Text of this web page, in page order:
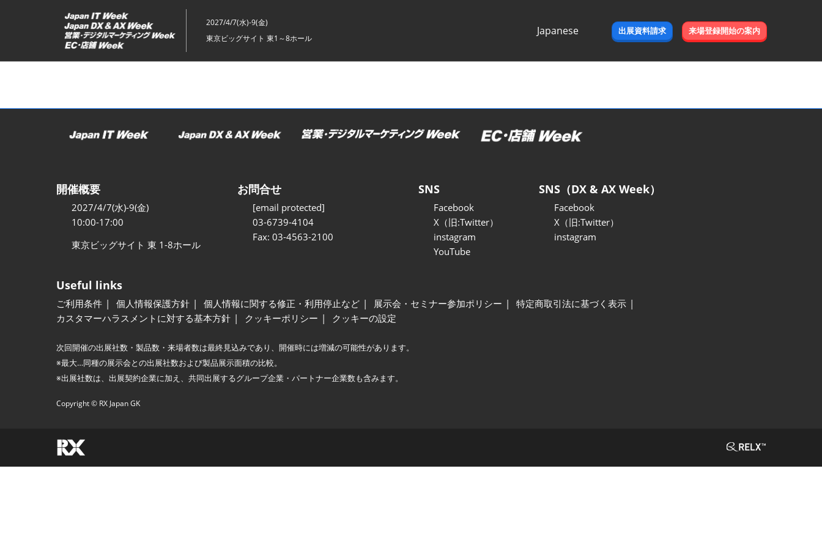
ッ
2027/4/7(水)-9(金)
東京ビッグサイト 東1～8ホール
Japanese
出展資料請求 来場登録開始の案内
開催概要
2027/4/7(水)-9(金)
10:00-17:00
東京ビッグサイト 東 1-8ホール
お問合せ
[email protected]
03-6739-4104
Fax: 03-4563-2100
SNS
Facebook
X（旧:Twitter）
instagram
YouTube
SNS（DX & AX Week）
Facebook
X（旧:Twitter）
instagram
Useful links
ご利用条件 個人情報保護方針 個人情報に関する修正・利用停止など 展示会・セミナー参加ポリシー
特定商取引法に基づく表示
カスタマーハラスメントに対する基本方針
クッキーポリシー クッキーの設定
次回開催の出展社数・製品数・来場者数は最終見込みであり、開催時には増減の可能性があります。
※最大…同種の展示会との出展社数および製品展示面積の比較。
※出展社数は、出展契約企業に加え、共同出展するグループ企業・パートナー企業数も含みます。
Copyright © RX Japan GK